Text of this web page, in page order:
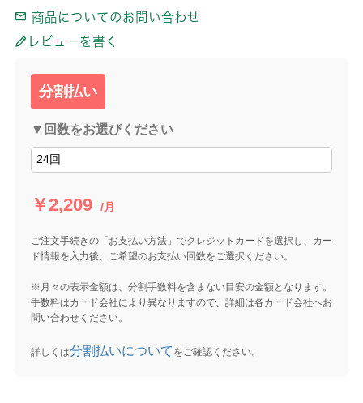
商品についてのお問い合わせ
レビューを書く
分割払い
▼回数をお選びください
￥2,209 /月
ご注文手続きの「お支払い方法」でクレジットカードを選択し、カー
ド情報を入力後、ご希望のお支払い回数をご選択ください。
※月々の表示金額は、分割手数料を含まない目安の金額となります。
手数料はカード会社により異なりますので、詳細は各カード会社へお
問い合わせください。
詳しくは分割払いについて をご確認ください。